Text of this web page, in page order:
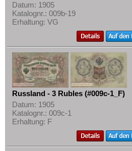
Datum: 1905
Katalognr.: 009b-19
Erhaltung: VG
Russland - 3 Rubles (#009c-1_F)
Datum: 1905
Katalognr.: 009c-1
Erhaltung: F